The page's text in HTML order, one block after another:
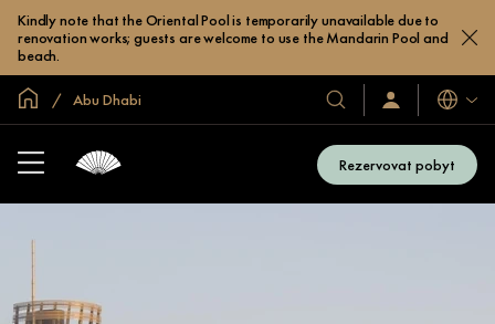
Kindly note that the Oriental Pool is temporarily unavailable due to
renovation works; guests are welcome to use the Mandarin Pool and
beach.
Domovská stránka
Abu Dhabi
Naše
hotely
a
resorty
Přihlaste
se
se
Jazyky
Rezervovat pobyt